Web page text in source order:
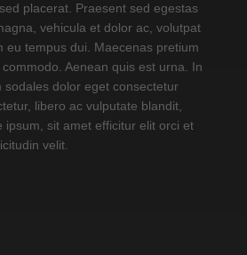
placerat. Praesent sed egestas
vehicula et dolor ac, volutpat
eu tempus dui. Maecenas pretium
Aenean quis est urna. In
sodales dolor eget consectetur
libero ac vulputate blandit,
ipsum, sit amet efficitur elit orci et
velit.